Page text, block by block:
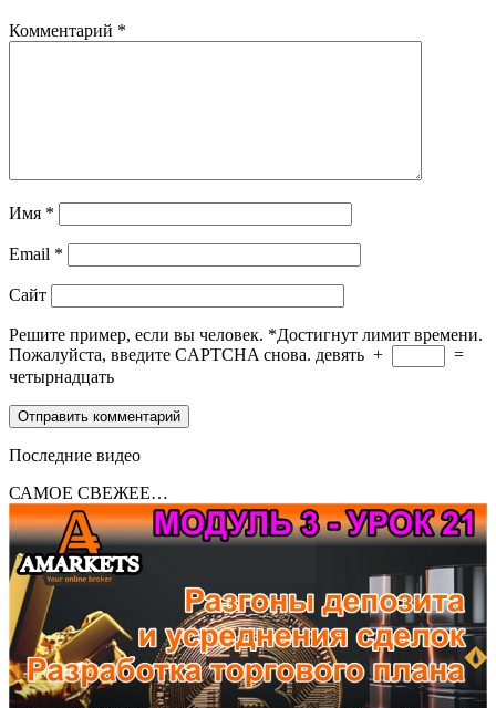
Комментарий *
Имя *
Email *
Сайт
Решите пример, если вы человек. *Достигнут лимит времени.
Пожалуйста, введите CAPTCHA снова. девять +
=
четырнадцать
Последние видео
САМОЕ СВЕЖЕЕ…